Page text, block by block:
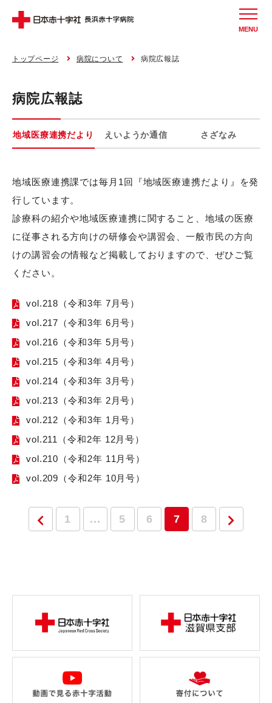
MENU
トップページ 病院について 病院広報誌
病院広報誌
地域医療連携だより えいようか通信 さざなみ
地域医療連携課では毎月1回『地域医療連携だより』を発
行しています。
診療科の紹介や地域医療連携に関すること、地域の医療
に従事される方向けの研修会や講習会、一般市民の方向
けの講習会の情報など掲載しておりますので、ぜひご覧
ください。
vol.218（令和3年 7月号）
vol.217（令和3年 6月号）
vol.216（令和3年 5月号）
vol.215（令和3年 4月号）
vol.214（令和3年 3月号）
vol.213（令和3年 2月号）
vol.212（令和3年 1月号）
vol.211（令和2年 12月号）
vol.210（令和2年 11月号）
vol.209（令和2年 10月号）
1 ... 5 6 7 8